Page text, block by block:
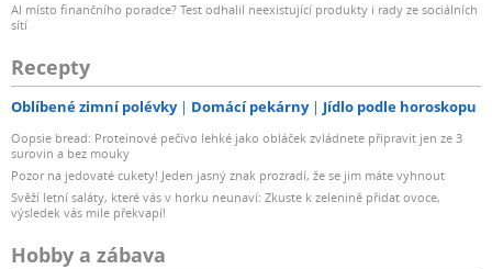
AI místo finančního poradce? Test odhalil neexistující produkty i rady ze sociálních
sítí
Recepty
Oblíbené zimní polévky Domácí pekárny Jídlo podle horoskopu
Oopsie bread: Proteinové pečivo lehké jako obláček zvládnete připravit jen ze 3
surovin a bez mouky
Pozor na jedovaté cukety! Jeden jasný znak prozradí, že se jim máte vyhnout
Svěží letní saláty, které vás v horku neunaví: Zkuste k zelenině přidat ovoce,
výsledek vás mile překvapí!
Hobby a zábava